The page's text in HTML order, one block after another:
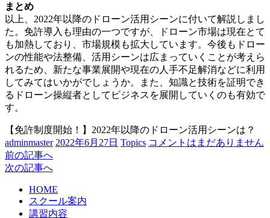
まとめ
以上、2022年以降のドローン活用シーンに付いて解説しまし
た。免許導入も理由の一つですが、ドローン市場は現在とて
も加熱しており、市場規模も拡大しています。今後もドロー
ンの性能や法整備、活用シーンは広まっていくことが考えら
れるため、新たな事業展開や現在の人手不足解消などに利用
してみてはいかがでしょうか。また、知識と技術を証明でき
るドローン操縦者としてビジネスを展開していくのも有効で
す。
【免許制度開始！】2022年以降のドローン活用シーンは？
adminmaster 2022年6月27日 Topics コメントはまだありません
前の記事へ
次の記事へ
HOME
スクール案内
講習内容